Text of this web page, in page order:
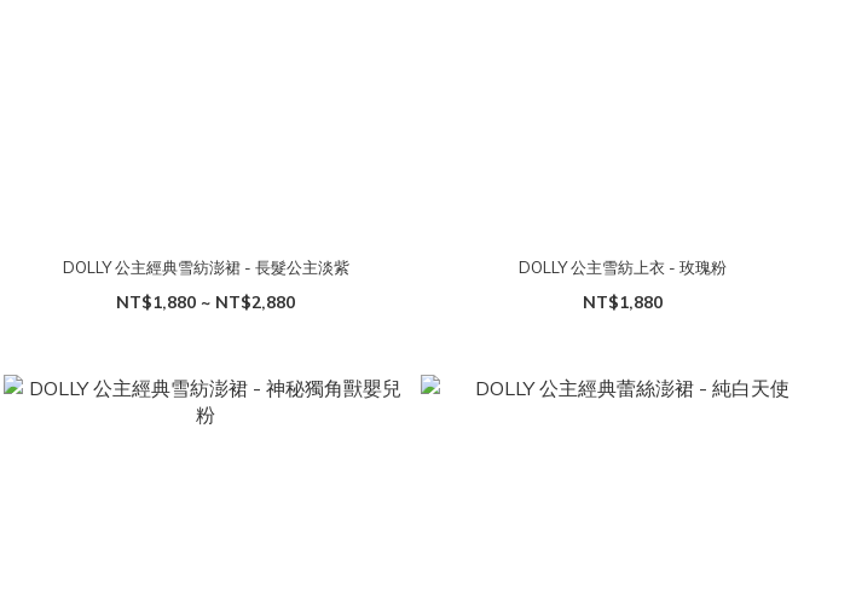
DOLLY 公主經典雪紡澎裙 - 長髮公主淡紫
NT$1,880 ~ NT$2,880
DOLLY 公主雪紡上衣 - 玫瑰粉
NT$1,880